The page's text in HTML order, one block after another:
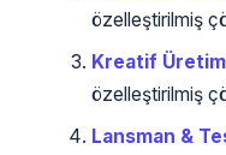
özelleştirilmiş
Kreatif
özelleştirilmiş
Lansman &